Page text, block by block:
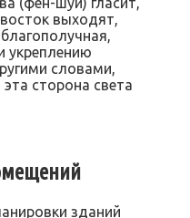
выходят,
укреплению
словами,
сторона света
зданий